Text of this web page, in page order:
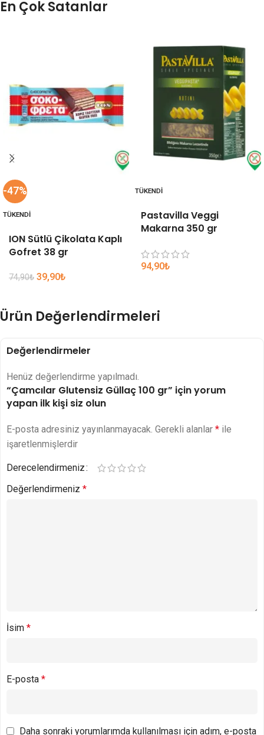
En Çok Satanlar
-47%
TÜKENDI
ION Sütlü Çikolata Kaplı
Gofret 38 gr
74,90₺ 39,90₺
TÜKENDI
Pastavilla Veggi
Makarna 350 gr
94,90₺
Ürün Değerlendirmeleri
Değerlendirmeler
Henüz değerlendirme yapılmadı.
“Çamcılar Glutensiz Güllaç 100 gr” için yorum
yapan ilk kişi siz olun
E-posta adresiniz yayınlanmayacak. Gerekli alanlar * ile
işaretlenmişlerdir
Derecelendirmeniz
Değerlendirmeniz *
İsim *
E-posta *
Daha sonraki yorumlarımda kullanılması için adım, e-posta